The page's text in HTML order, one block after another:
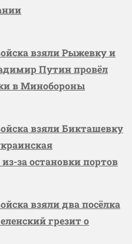
взяли Рыжевку и
Путин провёл
в Минобороны
взяли Бикташевку
за остановки портов
взяли два посёлка
грезит о